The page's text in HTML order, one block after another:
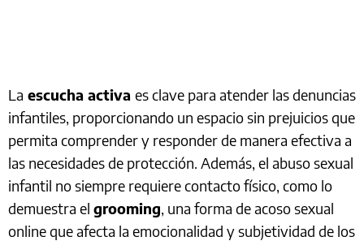
La escucha activa es clave para atender las denuncias
infantiles, proporcionando un espacio sin prejuicios que
permita comprender y responder de manera efectiva a
las necesidades de protección. Además, el abuso sexual
infantil no siempre requiere contacto físico, como lo
demuestra el grooming, una forma de acoso sexual
online que afecta la emocionalidad y subjetividad de los